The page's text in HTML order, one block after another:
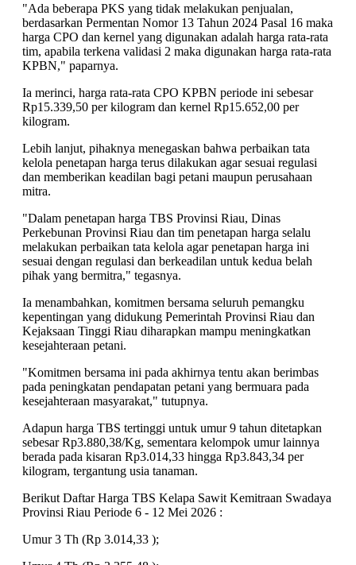
"Ada beberapa PKS yang tidak melakukan penjualan,
berdasarkan Permentan Nomor 13 Tahun 2024 Pasal 16 maka
harga CPO dan kernel yang digunakan adalah harga rata-rata
tim, apabila terkena validasi 2 maka digunakan harga rata-rata
KPBN," paparnya.
Ia merinci, harga rata-rata CPO KPBN periode ini sebesar
Rp15.339,50 per kilogram dan kernel Rp15.652,00 per
kilogram.
Lebih lanjut, pihaknya menegaskan bahwa perbaikan tata
kelola penetapan harga terus dilakukan agar sesuai regulasi
dan memberikan keadilan bagi petani maupun perusahaan
mitra.
"Dalam penetapan harga TBS Provinsi Riau, Dinas
Perkebunan Provinsi Riau dan tim penetapan harga selalu
melakukan perbaikan tata kelola agar penetapan harga ini
sesuai dengan regulasi dan berkeadilan untuk kedua belah
pihak yang bermitra," tegasnya.
Ia menambahkan, komitmen bersama seluruh pemangku
kepentingan yang didukung Pemerintah Provinsi Riau dan
Kejaksaan Tinggi Riau diharapkan mampu meningkatkan
kesejahteraan petani.
"Komitmen bersama ini pada akhirnya tentu akan berimbas
pada peningkatan pendapatan petani yang bermuara pada
kesejahteraan masyarakat," tutupnya.
Adapun harga TBS tertinggi untuk umur 9 tahun ditetapkan
sebesar Rp3.880,38/Kg, sementara kelompok umur lainnya
berada pada kisaran Rp3.014,33 hingga Rp3.843,34 per
kilogram, tergantung usia tanaman.
Berikut Daftar Harga TBS Kelapa Sawit Kemitraan Swadaya
Provinsi Riau Periode 6 - 12 Mei 2026 :
Umur 3 Th (Rp 3.014,33 );